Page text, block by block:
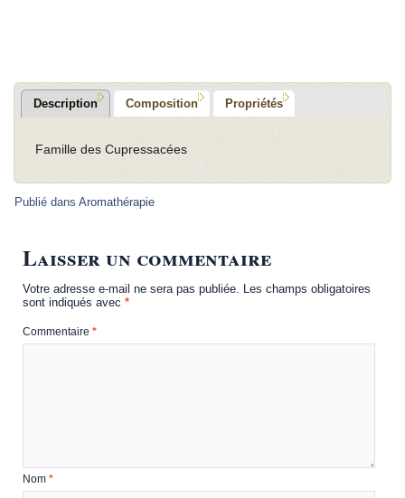
Description Composition Propriétés
Famille des Cupressacées
Publié dans Aromathérapie
Laisser un commentaire
Votre adresse e-mail ne sera pas publiée.
Les champs obligatoires
sont indiqués avec*
Commentaire*
Nom*